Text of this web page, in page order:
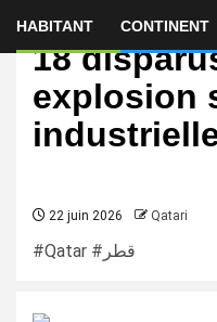
HABITANT CONTINENT
Qatar : 54
18
explosion
22 juin 2026 Qatari
#Qatar #قطر